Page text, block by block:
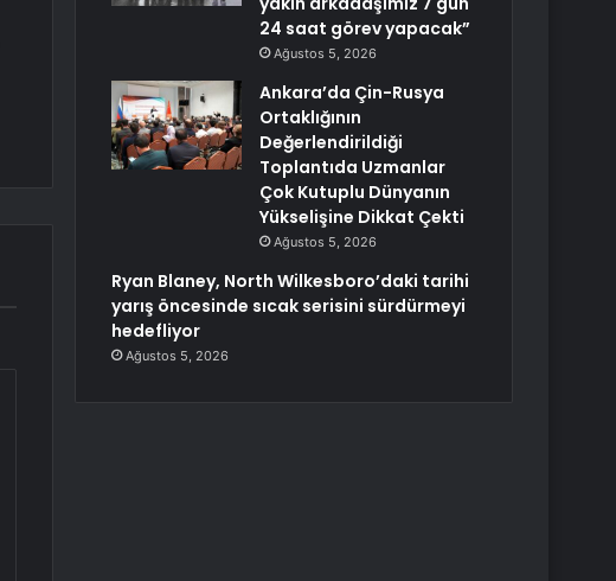
24 saat görev yapacak”
Ağustos 5, 2026
Ankara’da Çin-Rusya
Ortaklığının
Değerlendirildiği
Toplantıda Uzmanlar
Çok Kutuplu Dünyanın
Yükselişine Dikkat Çekti
Ağustos 5, 2026
Ryan Blaney, North Wilkesboro’daki tarihi
yarış öncesinde sıcak serisini sürdürmeyi
hedefliyor
Ağustos 5, 2026